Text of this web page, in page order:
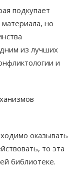
подкупает
но
из лучших
и
оказывать
то эта
библиотеке.